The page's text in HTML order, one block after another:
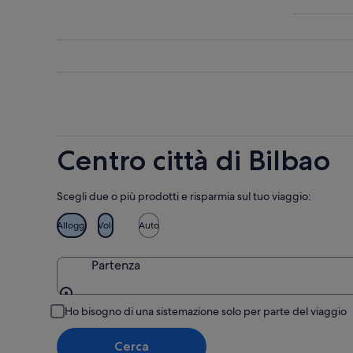
-
9
ago
7
-
Centro città di Bilbao
Scegli due o più prodotti e risparmia sul tuo viaggio:
Alloggi Voli Auto
Partenza
Ho bisogno di una sistemazione solo per parte del viaggio
Cerca